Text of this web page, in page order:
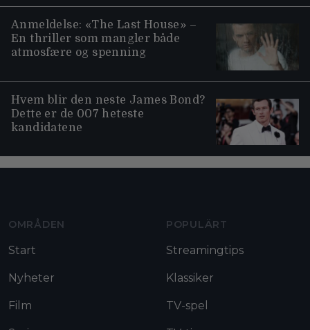
Anmeldelse: «The Last House» –
En thriller som mangler både
atmosfære og spenning
Hvem blir den neste James Bond?
Dette er de 007 heteste
kandidatene
OMRÅDEN
Start
Nyheter
Film
POPULÄRT
Streamingtips
Klassiker
TV-spel